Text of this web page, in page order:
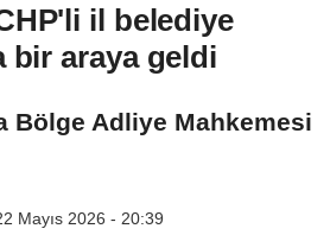
il belediye
bir araya geldi
Bölge Adliye Mahkemesi
Mayıs 2026 - 20:39